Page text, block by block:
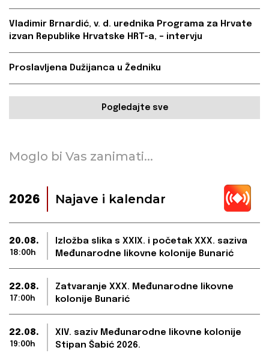
Vladimir Brnardić, v. d. urednika Programa za Hrvate
izvan Republike Hrvatske HRT-a, – intervju
Proslavljena Dužijanca u Žedniku
Pogledajte sve
Moglo bi Vas zanimati...
2026 Najave i kalendar
20.08.
18:00h
Izložba slika s XXIX. i početak XXX. saziva
Međunarodne likovne kolonije Bunarić
22.08.
17:00h
Zatvaranje XXX. Međunarodne likovne
kolonije Bunarić
22.08.
19:00h
XIV. saziv Međunarodne likovne kolonije
Stipan Šabić 2026.